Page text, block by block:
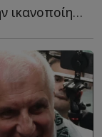
Ο Αμερικανός γκαρντ εξέφρασε την ικανοποίησή του για τ...